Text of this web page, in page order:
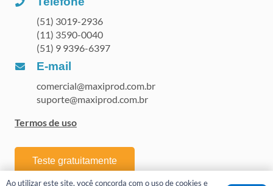
(51) 3019-2936
(11) 3590-0040
(51) 9 9396-6397
E-mail
comercial@maxiprod.com.br
suporte@maxiprod.com.br
Termos de uso
Teste gratuitamente
Ao utilizar este site, você concorda com o uso de cookies e